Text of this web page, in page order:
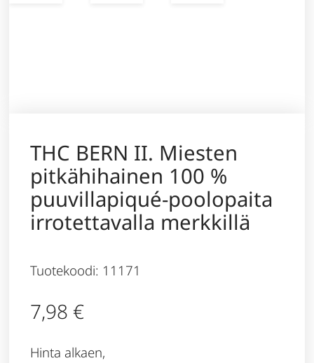
THC BERN II. Miesten
pitkähihainen 100 %
puuvillapiqué-poolopaita
irrotettavalla merkkillä
Tuotekoodi: 11171
7,98 €
Hinta alkaen,